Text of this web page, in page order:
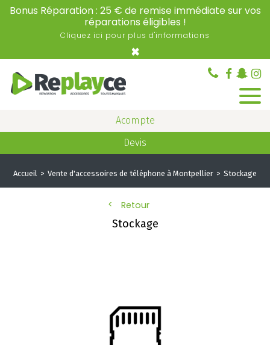
Bonus Réparation : 25 € de remise immédiate sur vos
réparations éligibles !
Cliquez ici pour plus d'informations
×
Acompte
Devis
Accueil Vente d'accessoires de téléphone à Montpellier Stockage
Retour
Stockage